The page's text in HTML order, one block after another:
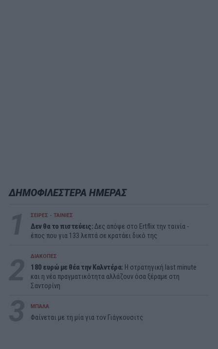
ΔΗΜΟΦΙΛΕΣΤΕΡΑ ΗΜΕΡΑΣ
ΣΕΙΡΕΣ - ΤΑΙΝΙΕΣ
Δεν θα το πιστεύεις:Δες απόψε στο Ertflix την ταινία -
έπος που για 133 λεπτά σε κρατάει δικό της
ΔΙΑΚΟΠΕΣ
180 ευρώ με θέα την Καλντέρα: Η στρατηγική last minute
και η νέα πραγματικότητα αλλάζουν όσα ξέραμε στη
Σαντορίνη
ΜΠΑΛΑ
Φαίνεται με τη μία για τον Γιάγκουσιτς